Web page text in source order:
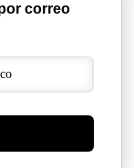
correo